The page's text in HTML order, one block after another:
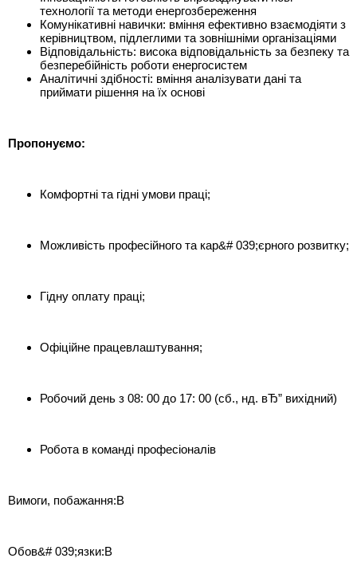
технології та методи енергозбереження
Комунікативні навички: вміння ефективно взаємодіяти з
керівництвом, підлеглими та зовнішніми організаціями
Відповідальність: висока відповідальність за безпеку та
безперебійність роботи енергосистем
Аналітичні здібності: вміння аналізувати дані та
приймати рішення на їх основі
Пропонуємо:
Комфортні та гідні умови праці;
Можливість професійного та кар&# 039;єрного розвитку;
Гідну оплату праці;
Офіційне працевлаштування;
Робочий день з 08: 00 до 17: 00 (сб., нд. вЂ” вихідний)
Робота в команді професіоналів
Вимоги, побажання:В
Обов&# 039;язки:В